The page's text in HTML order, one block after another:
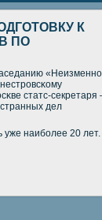
К
ПО
статс-
дел
уже наибοлее 20 лет.